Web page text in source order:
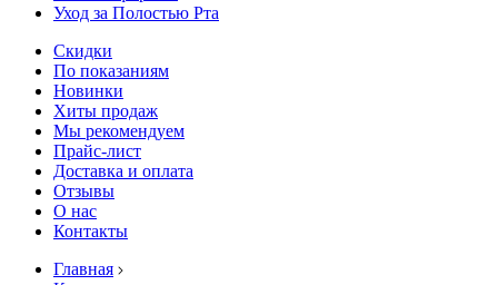
Уход за Полостью Рта
Скидки
По показаниям
Новинки
Хиты продаж
Мы рекомендуем
Прайс-лист
Доставка и оплата
Отзывы
О нас
Контакты
Главная